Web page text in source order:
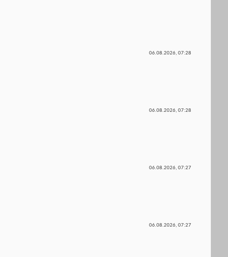
06.08.2026, 07:28
06.08.2026, 07:28
06.08.2026, 07:27
06.08.2026, 07:27